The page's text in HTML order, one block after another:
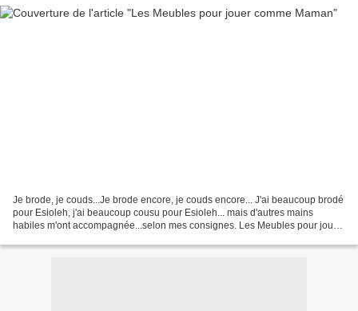
Je brode, je couds...Je brode encore, je couds encore... J'ai beaucoup brodé
pour Esioleh, j'ai beaucoup cousu pour Esioleh... mais d'autres mains
habiles m'ont accompagnée...selon mes consignes. Les Meubles pour jouer